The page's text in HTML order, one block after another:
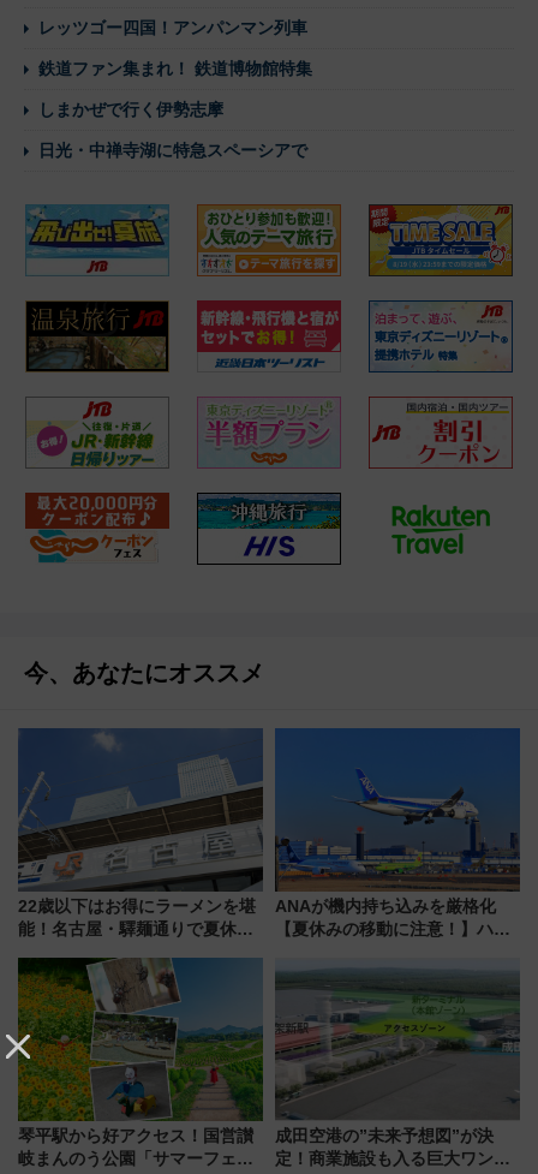
レッツゴー四国！アンパンマン列車
鉄道ファン集まれ！ 鉄道博物館特集
しまかぜで行く伊勢志摩
日光・中禅寺湖に特急スペーシアで
今、あなたにオススメ
22歳以下はお得にラーメンを堪
能！名古屋・驛麺通りで夏休み
よりスタート
ANAが機内持ち込みを厳格化
【夏休みの移動に注意！】ハン
「身の回り品」新サイズ制限
(40×30×20cm)おさらい
琴平駅から好アクセス！国営讃
岐まんのう公園「サマーフェス
成田空港の”未来予想図”が決
定！商業施設も入る巨大ワンタ